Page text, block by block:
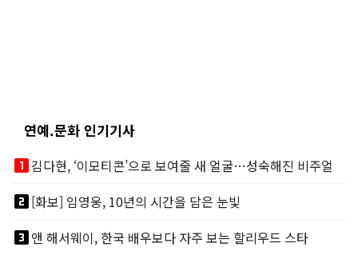
연예.문화 인기기사
looks_one김다현, ‘이모티콘’으로 보여줄 새 얼굴…성숙해진 비주얼
looks_two[화보] 임영웅, 10년의 시간을 담은 눈빛
looks_3앤 해서웨이, 한국 배우보다 자주 보는 할리우드 스타